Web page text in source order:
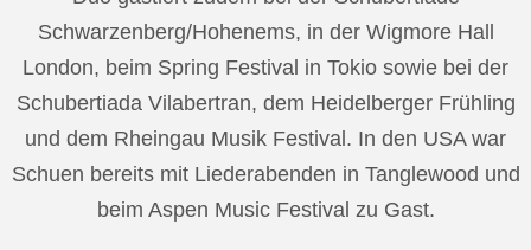
Schwarzenberg/Hohenems, in der Wigmore Hall
London, beim Spring Festival in Tokio sowie bei der
Schubertiada Vilabertran, dem Heidelberger Frühling
und dem Rheingau Musik Festival. In den USA war
Schuen bereits mit Liederabenden in Tanglewood und
beim Aspen Music Festival zu Gast.